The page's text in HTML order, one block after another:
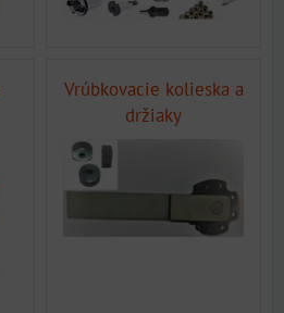
Vrúbkovacie kolieska a
držiaky